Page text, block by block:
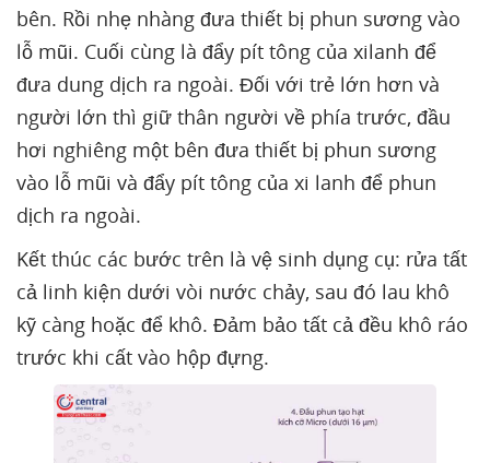
bên. Rồi nhẹ nhàng đưa thiết bị phun sương vào
lỗ mũi. Cuối cùng là đẩy pít tông của xilanh để
đưa dung dịch ra ngoài. Đối với trẻ lớn hơn và
người lớn thì giữ thân người về phía trước, đầu
hơi nghiêng một bên đưa thiết bị phun sương
vào lỗ mũi và đẩy pít tông của xi lanh để phun
dịch ra ngoài.
Kết thúc các bước trên là vệ sinh dụng cụ: rửa tất
cả linh kiện dưới vòi nước chảy, sau đó lau khô
kỹ càng hoặc để khô. Đảm bảo tất cả đều khô ráo
trước khi cất vào hộp đựng.